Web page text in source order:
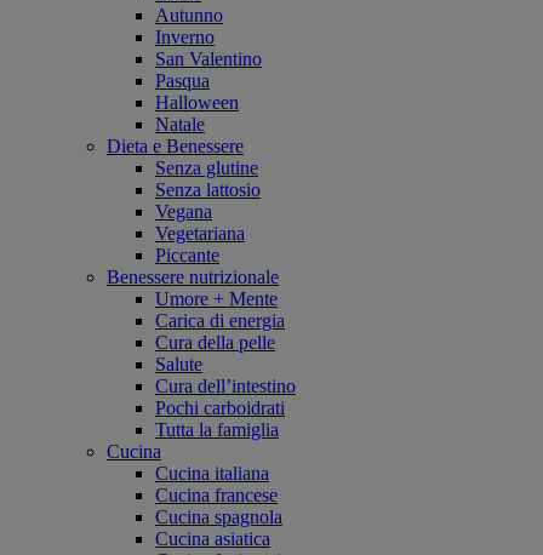
Autunno
Inverno
San Valentino
Pasqua
Halloween
Natale
Dieta e Benessere
Senza glutine
Senza lattosio
Vegana
Vegetariana
Piccante
Benessere nutrizionale
Umore + Mente
Carica di energia
Cura della pelle
Salute
Cura dell’intestino
Pochi carboidrati
Tutta la famiglia
Cucina
Cucina italiana
Cucina francese
Cucina spagnola
Cucina asiatica